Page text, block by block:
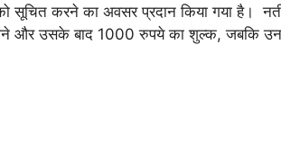
को सूचित करने का अवसर प्रदान किया गया
और उसके बाद 1000 रुपये का शुल्क, जबकि